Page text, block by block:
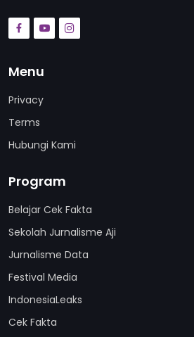
Menu
Privacy
Terms
Hubungi Kami
Program
Belajar Cek Fakta
Sekolah Jurnalisme Aji
Jurnalisme Data
Festival Media
IndonesiaLeaks
Cek Fakta